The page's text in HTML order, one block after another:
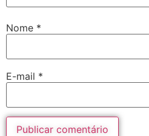
Nome *
E-mail *